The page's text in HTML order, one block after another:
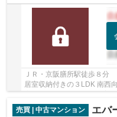
ＪＲ・京阪膳所駅徒歩８
居室収納付きの３LDK 南西
売買 | 中古マンション
エバ